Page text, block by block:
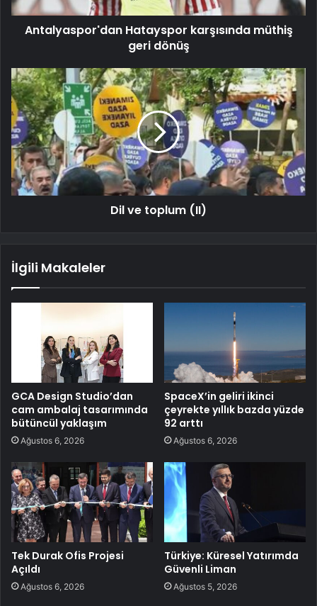
Antalyaspor'dan Hatayspor karşısında müthiş
geri dönüş
Dil ve toplum (II)
İlgili Makaleler
GCA Design Studio’dan
cam ambalaj tasarımında
bütüncül yaklaşım
Ağustos 6, 2026
SpaceX’in geliri ikinci
çeyrekte yıllık bazda yüzde
92 arttı
Ağustos 6, 2026
Tek Durak Ofis Projesi
Açıldı
Ağustos 6, 2026
Türkiye: Küresel Yatırımda
Güvenli Liman
Ağustos 5, 2026